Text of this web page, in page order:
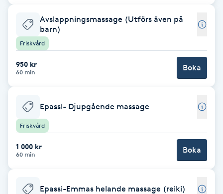
Diamantslipning
Extensions
Extensions borttagning
Eyeliner-tatuering
Face framing
Avslappningsmassage (Utförs även på
barn)
Friskvård
950 kr
60 min Boka
Epassi- Djupgående massage
Friskvård
1 000 kr
60 min Boka
Epassi-Emmas helande massage (reiki)